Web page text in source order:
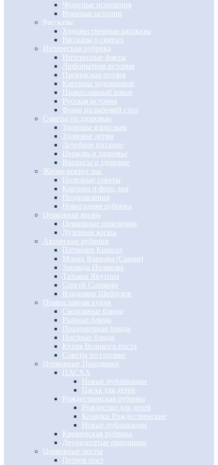
Чудесные исцеления
Военные истории
Рассказы
Художественные рассказы
Рассказы о святых
Интересная рубрика
Интересные факты
Любопытная история
Прекрасная поэзия
Картины художников
Православный юмор
Русская история
Фоны на рабочий стол
Советы по здоровью
Здоровье взрослым
Здоровье детям
Лечебное питание
Церковь и здоровье
Вопросы о здоровье
Жизнь вокруг нас
Полезные советы
Картина и фото дня
Поздравления
Новогодняя рубрика
Церковная жизнь
Церковные пояснения
Духовная жизнь
Авторские рубрики
Патриарх Кирилл
Монах Варнава (Санин)
Зинаида Полякова
Татьяна Якутина
Сергей Синявин
Владимир Шебзухов
Православная кухня
Скоромные блюда
Рыбные блюда
Праздничные блюда
Постные блюда
Кухня Великого поста
Советы по готовке
Церковные Праздники
ПАСХА
Новые публикации
Пасха для детей
Рождественская рубрика
Рождество для детей
Колядки Рождественские
Новые публикации
Крещенская рубрика
Двунадесятые праздники
Церковные посты
Петров пост